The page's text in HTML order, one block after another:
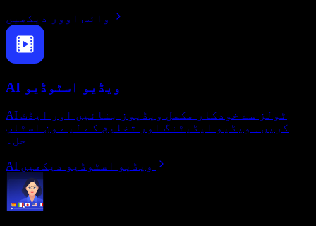
وائس اوور دیکھیں
AI ویڈیو اسٹوڈیو
AI ٹولز سے خودکار مکمل ویڈیوز بنائیں اور ایڈٹ
کریں۔ ویڈیو ایڈیٹنگ اور تخلیق کے لیے ون اسٹاپ
حل۔
AI ویڈیو اسٹوڈیو دیکھیں